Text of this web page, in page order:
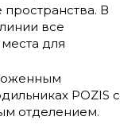
В
все
для
POZIS с
отделением.